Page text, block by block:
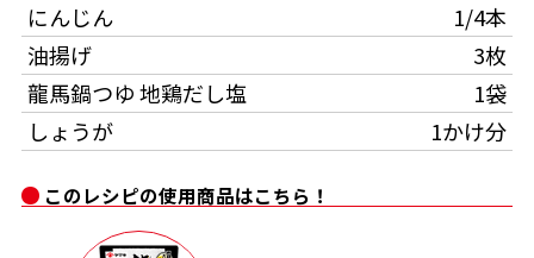
楽チン屋® ストレートつゆ
割烹白だしレシピ特集
だし巻き卵特集
このレシピの使用商品はこちら！
にんじん
1/4本
油揚げ
3枚
龍馬鍋つゆ 地鶏だし塩
1袋
しょうが
1かけ分